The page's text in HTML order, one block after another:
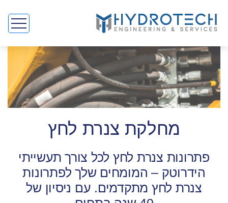
מחלקת צנרת לחץ
פתרונות צנרת לחץ לכל צורך תעשייתי
הידרוטק – המומחים שלך לפתרונות
צנרת לחץ מתקדמים. עם ניסיון של